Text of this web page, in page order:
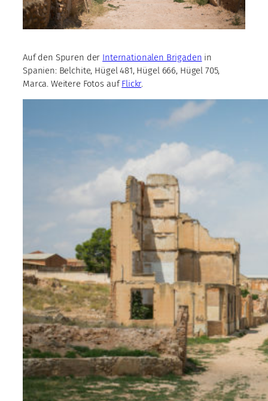
Auf den Spuren der Internationalen Brigaden in
Spanien: Belchite, Hügel 481, Hügel 666, Hügel 705,
Marca. Weitere Fotos aufFlickr.